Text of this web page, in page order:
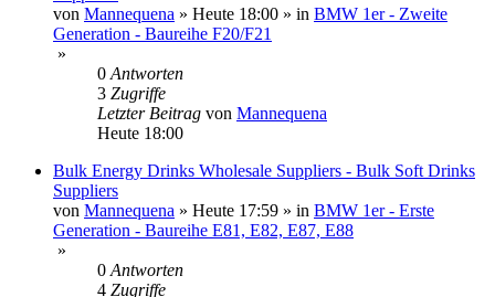
von Mannequena » Heute 18:00 » in BMW 1er - Zweite
Generation - Baureihe F20/F21
»
0 Antworten
3 Zugriffe
Letzter Beitrag von Mannequena
Heute 18:00
Bulk Energy Drinks Wholesale Suppliers - Bulk Soft Drinks
Suppliers
von Mannequena » Heute 17:59 » in BMW 1er - Erste
Generation - Baureihe E81, E82, E87, E88
»
0 Antworten
4 Zugriffe